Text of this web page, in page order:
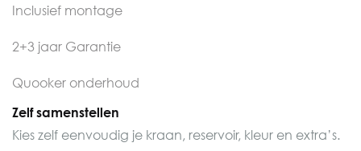
Inclusief montage
2+3 jaar Garantie
Quooker onderhoud
Zelf samenstellen
Kies zelf eenvoudig je kraan, reservoir, kleur en extra’s.